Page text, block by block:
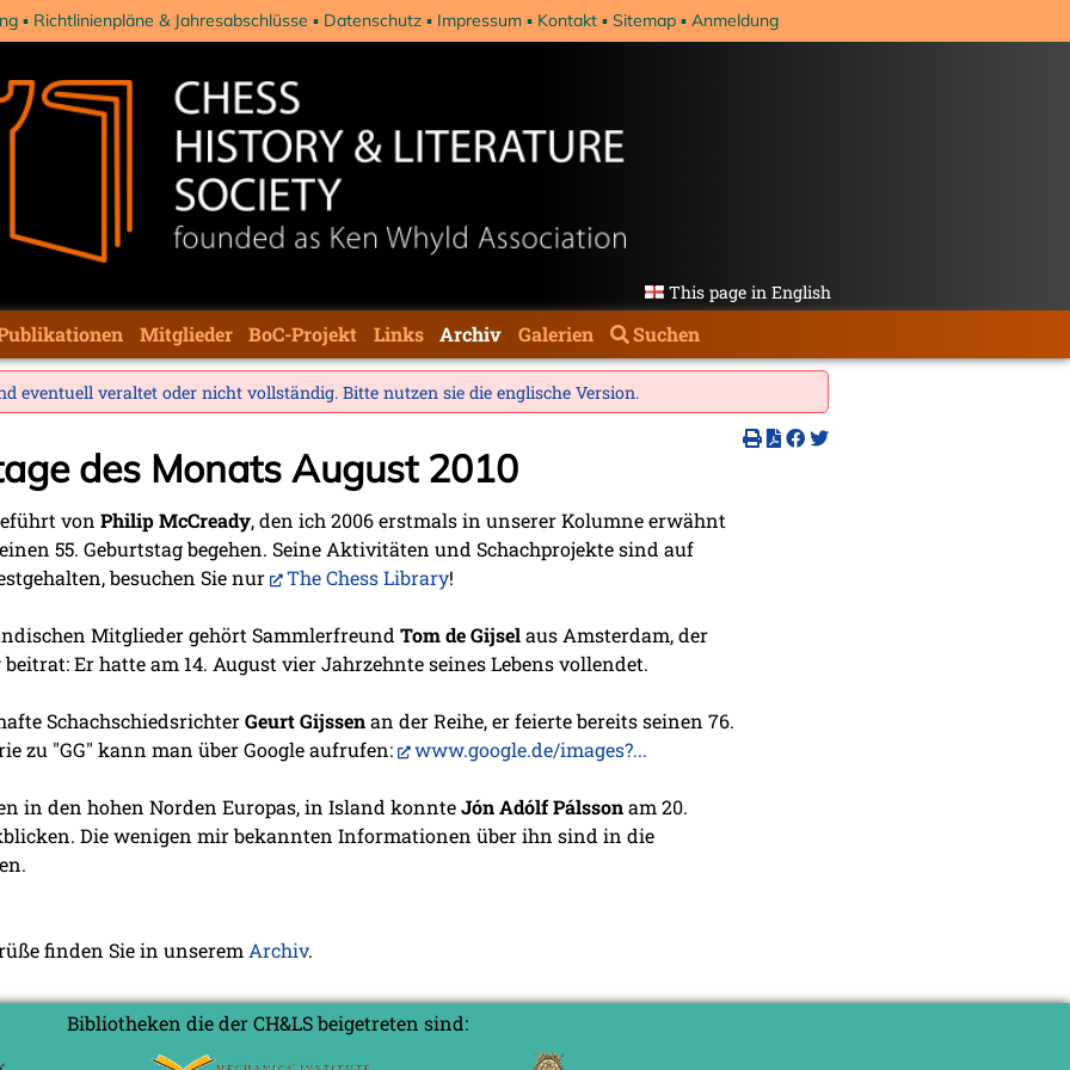
Richtlinienpläne & Jahresabschlüsse Datenschutz Impressum Kontakt Sitemap Anmeldung
This page in English
Mitglieder BoC-Projekt Links Archiv Galerien Suchen
eventuell veraltet oder nicht vollständig. Bitte nutzen sie die englische Version.
des Monats August 2010
von Philip McCready, den ich 2006 erstmals in unserer Kolumne erwähnt
55. Geburtstag begehen. Seine Aktivitäten und Schachprojekte sind auf
besuchen Sie nur
The Chess Library!
Mitglieder gehört Sammlerfreund Tom de Gijselaus Amsterdam, der
Er hatte am 14. August vier Jahrzehnte seines Lebens vollendet.
SchachschiedsrichterGeurt Gijssenan der Reihe, er feierte bereits seinen 76.
zu "GG" kann man über Google aufrufen:
www.google.de/images?...
in den hohen Norden Europas, in Island konnteJón Adólf Pálssonam 20.
Die wenigen mir bekannten Informationen über ihn sind in die
finden Sie in unseremArchiv.
Bibliotheken die der CH&LS beigetreten sind: